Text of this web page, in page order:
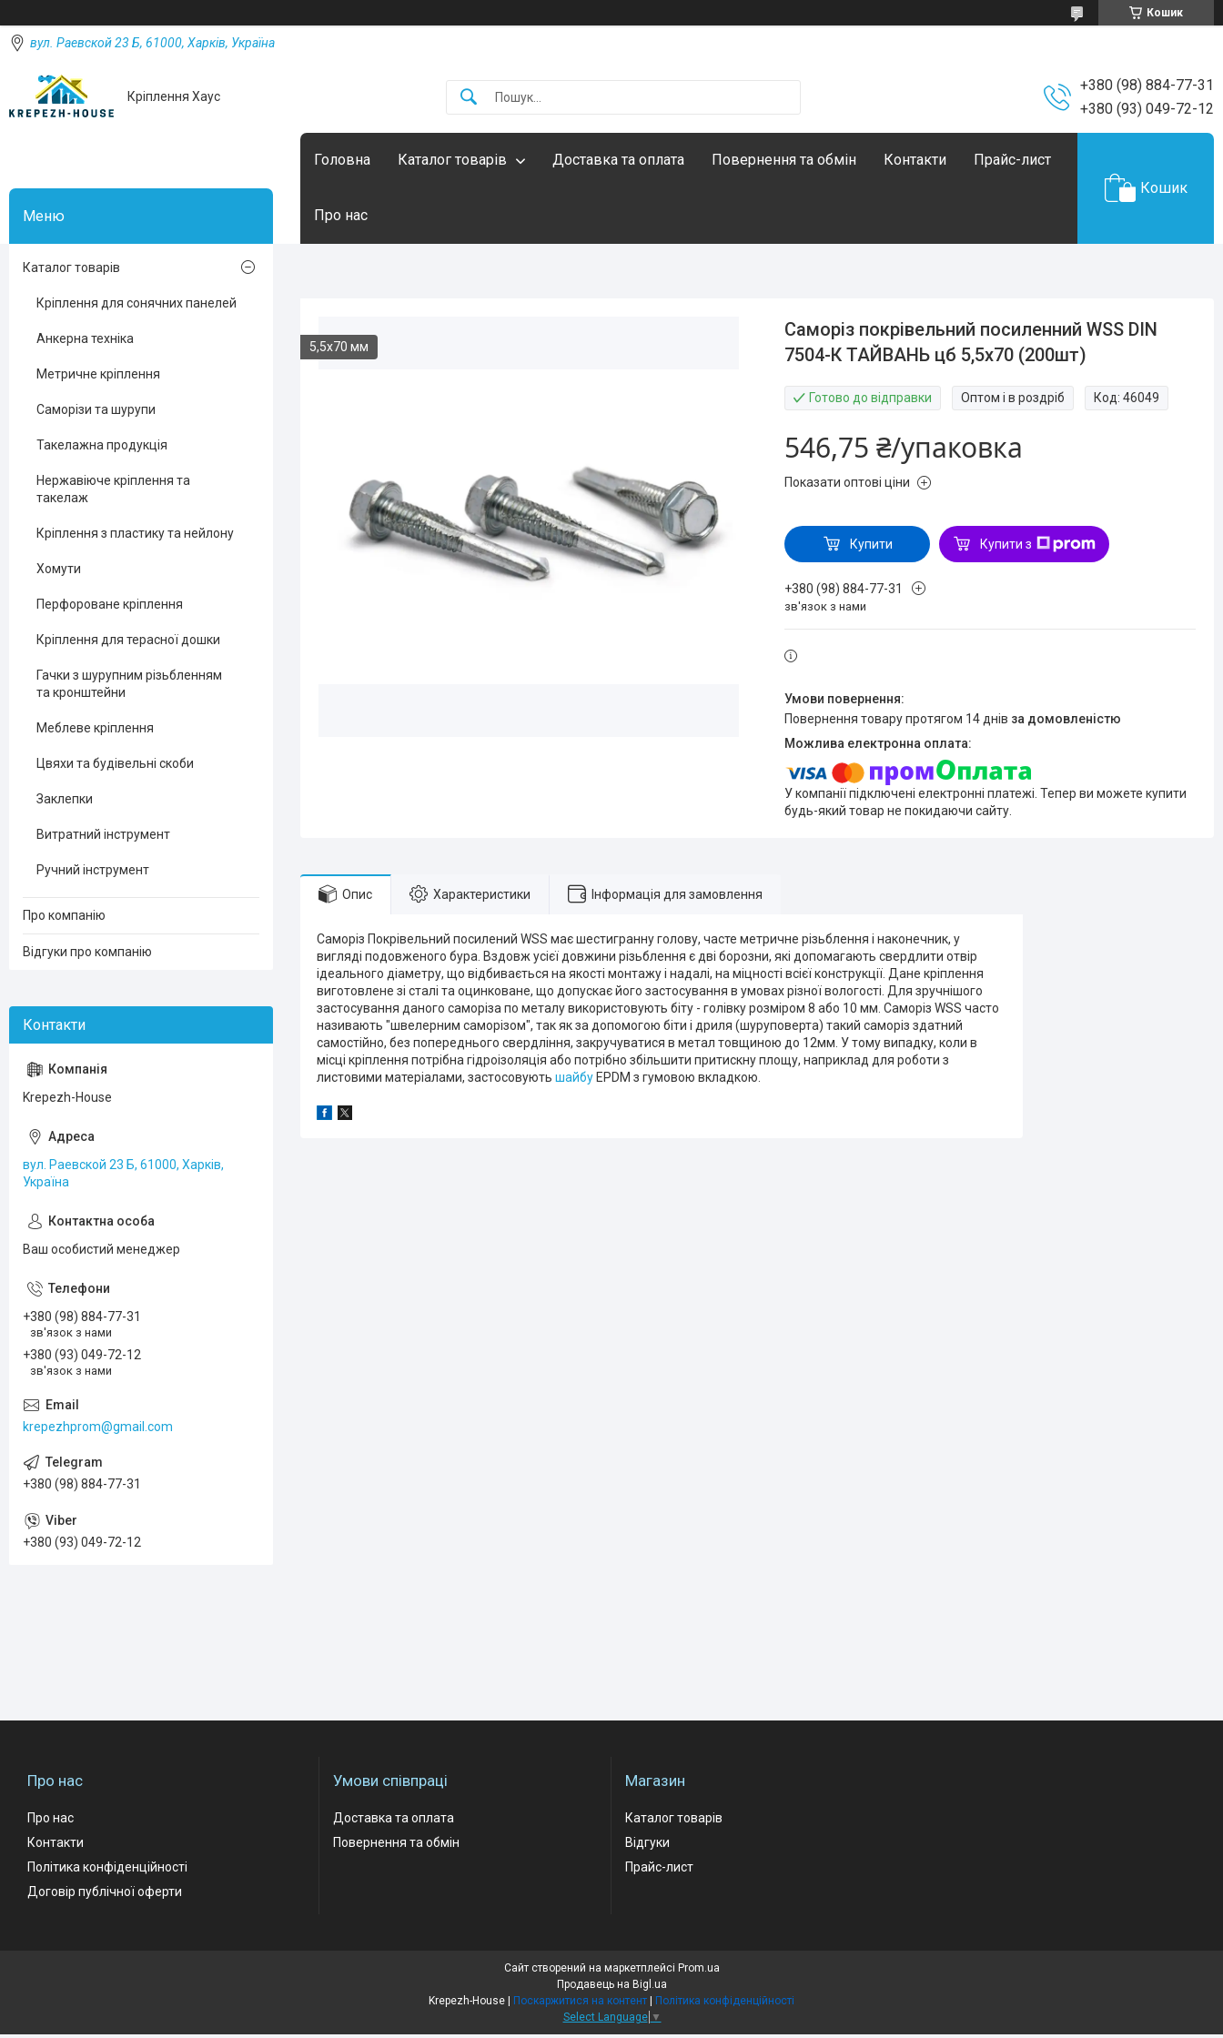
Кошик
вул. Раевской 23 Б, 61000, Харків, Україна
Кріплення Хаус
+380 (98) 884-77-31
+380 (93) 049-72-12
Головна Каталог товарів Доставка та оплата Повернення та обмін Контакти Прайс-лист
Про нас
Кошик
5,5х70 мм
Саморіз покрівельний посиленний WSS DIN
7504-К ТАЙВАНЬ цб 5,5х70 (200шт)
Готово до відправки Оптом і в роздріб Код:46049
546,75 ₴/упаковка
Показати оптові ціни
Купити Купити з
+380 (98) 884-77-31
зв'язок з нами
повернення товару протягом 14 днів за домовленістю
У компанії підключені електронні платежі. Тепер ви можете купити
будь-який товар не покидаючи сайту.
Опис Характеристики Інформація для замовлення
Саморіз Покрівельний посилений WSS має шестигранну голову, часте метричне різьблення і наконечник, у
вигляді подовженого бура. Вздовж усієї довжини різьблення є дві борозни, які допомагають свердлити отвір
ідеального діаметру, що відбивається на якості монтажу і надалі, на міцності всієї конструкції. Дане кріплення
виготовлене зі сталі та оцинковане, що допускає його застосування в умовах різної вологості. Для зручнішого
застосування даного саморіза по металу використовують біту - голівку розміром 8 або 10 мм. Саморіз WSS часто
називають "швелерним саморізом", так як за допомогою біти і дриля (шуруповерта) такий саморіз здатний
самостійно, без попереднього свердління, закручуватися в метал товщиною до 12мм. У тому випадку, коли в
місці кріплення потрібна гідроізоляція або потрібно збільшити притискну площу, наприклад для роботи з
листовими матеріалами, застосовують шайбу EPDM з гумовою вкладкою.
Каталог товарів
Кріплення для сонячних панелей
Анкерна техніка
Метричне кріплення
Саморізи та шурупи
Такелажна продукція
Нержавіюче кріплення та
такелаж
Кріплення з пластику та нейлону
Хомути
Перфороване кріплення
Кріплення для терасної дошки
Гачки з шурупним різьбленням
та кронштейни
Меблеве кріплення
Цвяхи та будівельні скоби
Заклепки
Витратний інструмент
Ручний інструмент
Про компанію
Відгуки про компанію
Krepezh-House
вул. Раевской 23 Б, 61000, Харків,
Україна
Ваш особистий менеджер
+380 (98) 884-77-31
зв'язок з нами
+380 (93) 049-72-12
зв'язок з нами
krepezhprom@gmail.com
+380 (98) 884-77-31
+380 (93) 049-72-12
Про нас
Про нас
Контакти
Політика конфіденційності
Договір публічної оферти
Умови співпраці
Доставка та оплата
Повернення та обмін
Магазин
Каталог товарів
Відгуки
Прайс-лист
Сайт створений на маркетплейсі Prom.ua
Продавець на Bigl.ua
Krepezh-House | Поскаржитися на контент | Політика конфіденційності
Select Language ▼